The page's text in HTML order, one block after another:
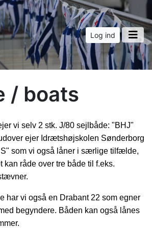
Log ind
/ boats
vi selv 2 stk. J/80 sejlbåde: "BHJ"
ejer Idrætshøjskolen Sønderborg
som vi også låner i særlige tilfælde,
kan råde over tre både til f.eks.
har vi også en Drabant 22 som egner
begyndere. Båden kan også lånes